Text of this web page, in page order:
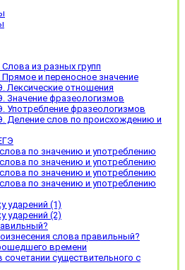
из разных групп
и переносное значение
Лексические отношения
Значение фразеологизмов
Употребление фразеологизмов
Деление слов по происхождению и
по значению и употреблению
по значению и употреблению
по значению и употреблению
по значению и употреблению
ударений (1)
ударений (2)
слова правильный?
времени
сочетании существительного с